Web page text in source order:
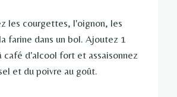
les courgettes, l'oignon, les
farine dans un bol. Ajoutez 1
café d'alcool fort et assaisonnez
et du poivre au goût.